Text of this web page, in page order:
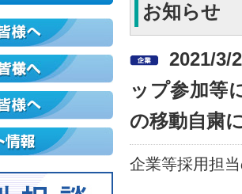
お知らせ
2021/3/
ップ参加等
の移動自粛
企業等採用担